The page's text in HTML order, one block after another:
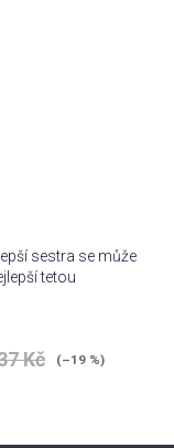
sestra se může
tetou
Kč (–19 %)